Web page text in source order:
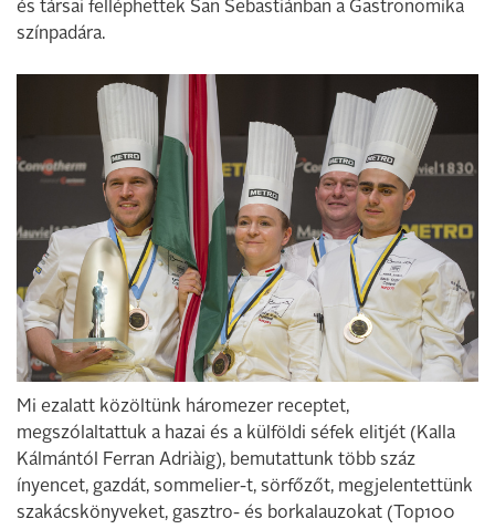
és társai felléphettek San Sebastiánban a Gastronomika
színpadára.
Mi ezalatt közöltünk háromezer receptet,
megszólaltattuk a hazai és a külföldi séfek elitjét (Kalla
Kálmántól Ferran Adriàig), bemutattunk több száz
ínyencet, gazdát, sommelier-t, sörfőzőt, megjelentettünk
szakácskönyveket, gasztro- és borkalauzokat (Top100